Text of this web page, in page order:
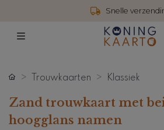
Snelle
Trouwkaarten Klassiek
Zand trouwkaart met
hoogglans namen